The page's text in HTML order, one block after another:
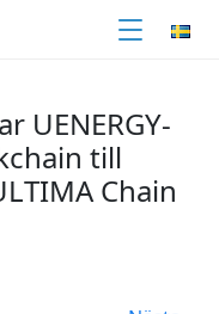
UENERGY-
till
Chain